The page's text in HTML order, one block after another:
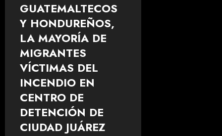
GUATEMALTECOS
Y HONDUREÑOS,
LA MAYORÍA DE
MIGRANTES
VÍCTIMAS DEL
INCENDIO EN
CENTRO DE
DETENCIÓN DE
CIUDAD JUÁREZ